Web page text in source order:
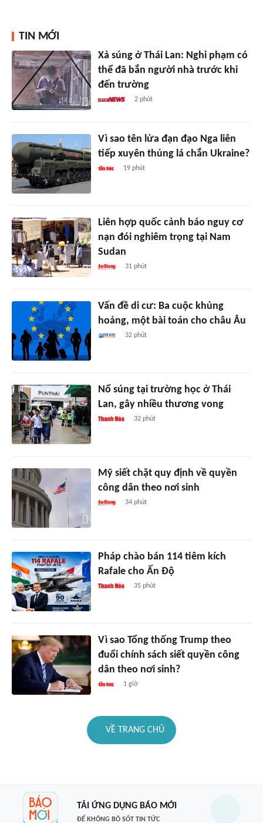
TIN MỚI
Xả súng ở Thái Lan: Nghi phạm có
thể đã bắn người nhà trước khi
đến trường
2 phút
Vì sao tên lửa đạn đạo Nga liên
tiếp xuyên thủng lá chắn Ukraine?
19 phút
Liên hợp quốc cảnh báo nguy cơ
nạn đói nghiêm trọng tại Nam
Sudan
31 phút
Vấn đề di cư: Ba cuộc khủng
hoảng, một bài toán cho châu Âu
32 phút
Nổ súng tại trường học ở Thái
Lan, gây nhiều thương vong
32 phút
Mỹ siết chặt quy định về quyền
công dân theo nơi sinh
34 phút
Pháp chào bán 114 tiêm kích
Rafale cho Ấn Độ
35 phút
Vì sao Tổng thống Trump theo
đuổi chính sách siết quyền công
dân theo nơi sinh?
1 giờ
VỀ TRANG CHỦ
TẢI ỨNG DỤNG BÁO MỚI
ĐỂ KHÔNG BỎ SÓT TIN TỨC